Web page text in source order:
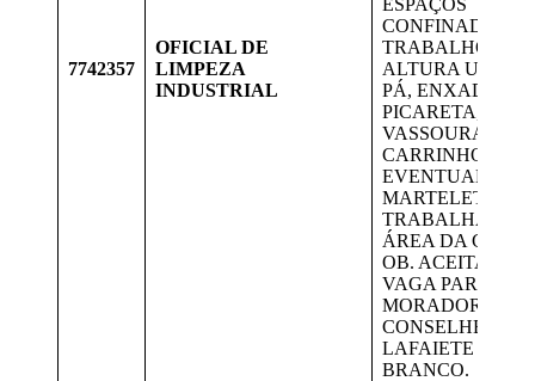
7742357
OFICIAL DE
LIMPEZA
INDUSTRIAL
CONFINADOS,
TRABALHOS EM
ALTURA
PÁ, ENXADA,
PICARETA,
VASSOURA,
CARRINHO DE
MARTELETE.
TRABALHAR NA
ÁREA DA
OB. ACEITA PCD.
VAGA PARA
MORADORES DE
CONSELHEIRO
LAFAIETE E
BRANCO.